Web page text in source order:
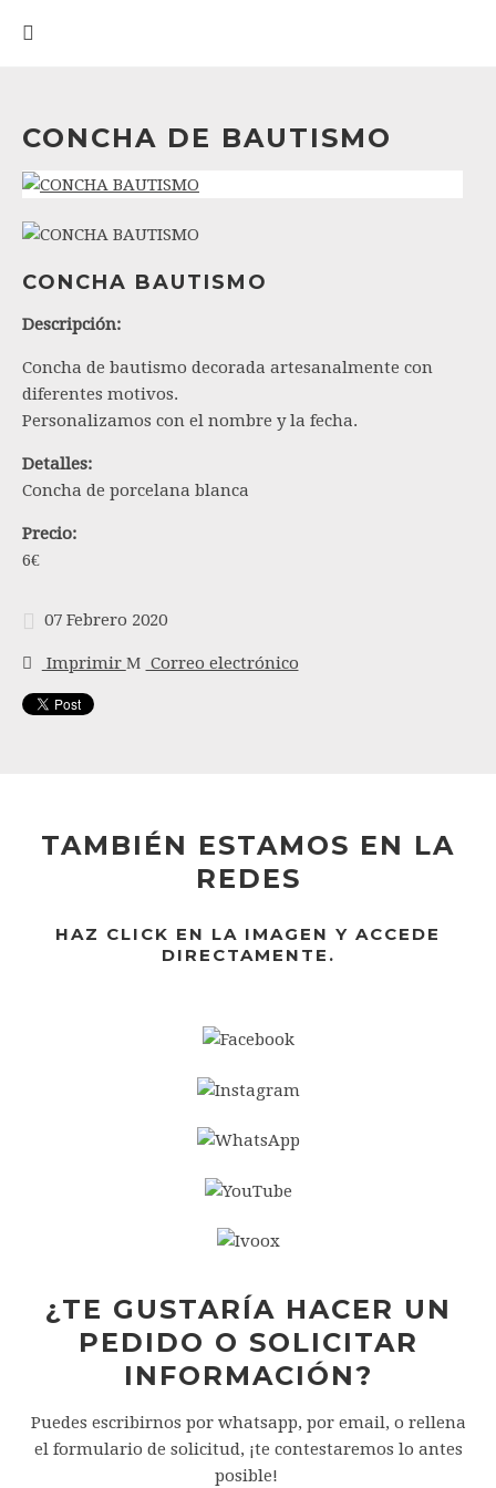
CONCHA DE BAUTISMO
CONCHA BAUTISMO
Descripción:
Concha de bautismo decorada artesanalmente con
diferentes motivos.
Personalizamos con el nombre y la fecha.
Detalles:
Concha de porcelana blanca
Precio:
6€
07 Febrero 2020
Imprimir Correo electrónico
TAMBIÉN ESTAMOS EN LA
REDES
HAZ CLICK EN LA IMAGEN Y ACCEDE
DIRECTAMENTE.
¿TE GUSTARÍA HACER UN
PEDIDO O SOLICITAR
INFORMACIÓN?
Puedes escribirnos por whatsapp, por email, o rellena
el formulario de solicitud, ¡te contestaremos lo antes
posible!